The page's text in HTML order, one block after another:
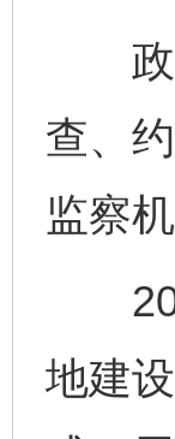
政治
查、
监察
地建